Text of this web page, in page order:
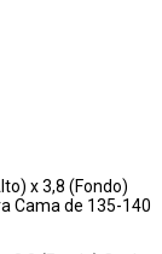
x 3,8 (Fondo)
Cama de 135-140